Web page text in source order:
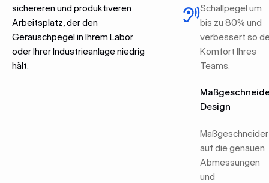
sichereren und produktiveren
Arbeitsplatz, der den
Geräuschpegel in Ihrem Labor
oder Ihrer Industrieanlage niedrig
hält.
Schallpegel um
bis zu 80% und
verbessert so
Komfort Ihres
Teams.
Design
auf die genauen
Abmessungen
und